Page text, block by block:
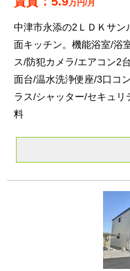
万円/月
中津市永添の2ＬＤＫサ
面キッチン。機能浴室/浴
ス/防犯カメラ/エアコン2
面台/温水洗浄便座/3口コ
ラス/シャッター/セキュ
料